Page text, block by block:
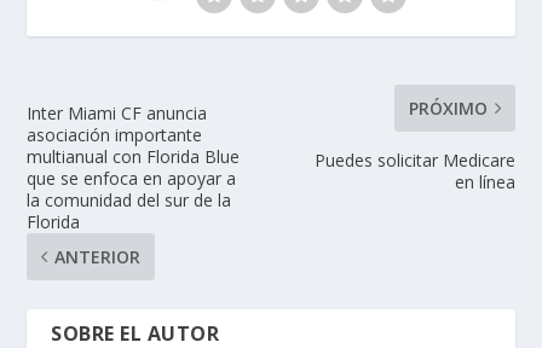
Inter Miami CF anuncia
asociación importante
multianual con Florida Blue
que se enfoca en apoyar a
la comunidad del sur de la
Florida
ANTERIOR
PRÓXIMO
Puedes solicitar Medicare
en línea
SOBRE EL AUTOR